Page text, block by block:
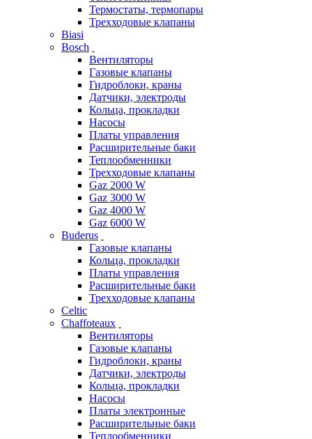
Термостаты, термопары
Трехходовые клапаны
Biasi
Bosch
Вентиляторы
Газовые клапаны
Гидроблоки, краны
Датчики, электроды
Кольца, прокладки
Насосы
Платы управления
Расширительные баки
Теплообменники
Трехходовые клапаны
Gaz 2000 W
Gaz 3000 W
Gaz 4000 W
Gaz 6000 W
Buderus
Газовые клапаны
Кольца, прокладки
Платы управления
Расширительные баки
Трехходовые клапаны
Celtic
Chaffoteaux
Вентиляторы
Газовые клапаны
Гидроблоки, краны
Датчики, электроды
Кольца, прокладки
Насосы
Платы электронные
Расширительные баки
Теплообменники